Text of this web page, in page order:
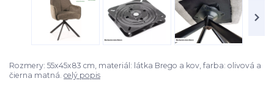
Rozmery: 55x45x83 cm, materiál: látka Brego a kov, farba: olivová a
čierna matná. celý popis